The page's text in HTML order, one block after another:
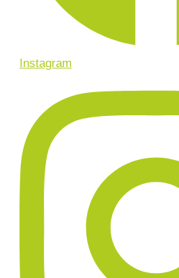
Instagram